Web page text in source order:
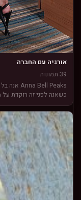
אורגיה עם החברה
39 תמונות
כשאנה לפני זה רוקדת